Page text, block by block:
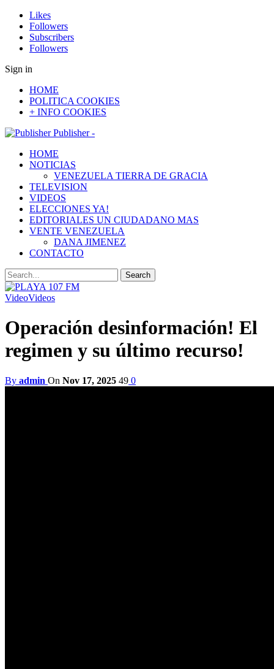
Likes
Followers
Subscribers
Followers
Sign in
HOME
POLITICA COOKIES
+ INFO COOKIES
Publisher -
HOME
NOTICIAS
VENEZUELA TIERRA DE GRACIA
TELEVISION
VIDEOS
ELECCIONES YA!
EDITORIALES UN CIUDADANO MAS
VENTE VENEZUELA
DANA JIMENEZ
CONTACTO
VideoVideos
Operación desinformación! El
regimen y su último recurso!
By admin On Nov 17, 2025 49 0